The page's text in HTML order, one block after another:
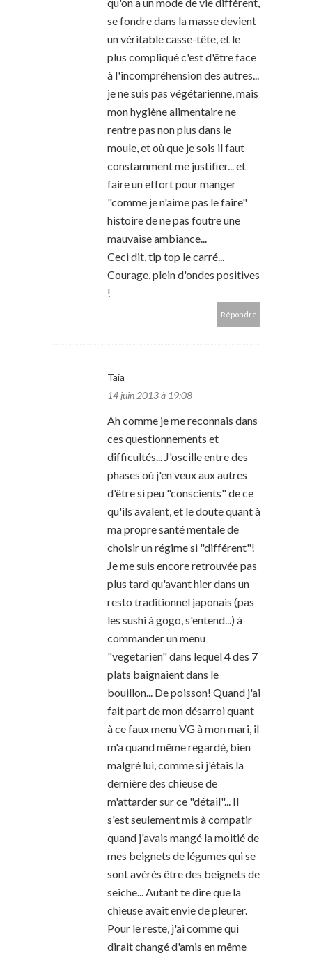
se fondre dans la masse devient
un véritable casse-tête, et le
plus compliqué c'est d'être face
à l'incompréhension des autres...
je ne suis pas végétarienne, mais
mon hygiène alimentaire ne
rentre pas non plus dans le
moule, et où que je sois il faut
constamment me justifier... et
faire un effort pour manger
"comme je n'aime pas le faire"
histoire de ne pas foutre une
mauvaise ambiance...
Ceci dit, tip top le carré...
Courage, plein d'ondes positives
!
Répondre
Taia
14 juin 2013 à 19:08
Ah comme je me reconnais dans
ces questionnements et
difficultés... J'oscille entre des
phases où j'en veux aux autres
d'être si peu "conscients" de ce
qu'ils avalent, et le doute quant à
ma propre santé mentale de
choisir un régime si "différent"!
Je me suis encore retrouvée pas
plus tard qu'avant hier dans un
resto traditionnel japonais (pas
les sushi à gogo, s'entend...) à
commander un menu
"vegetarien" dans lequel 4 des 7
plats baignaient dans le
bouillon... De poisson! Quand j'ai
fait part de mon désarroi quant
à ce faux menu VG à mon mari, il
m'a quand même regardé, bien
malgré lui, comme si j'étais la
dernière des chieuse de
m'attarder sur ce "détail"... Il
s'est seulement mis à compatir
quand j'avais mangé la moitié de
mes beignets de légumes qui se
sont avérés être des beignets de
seiche... Autant te dire que la
chieuse avait envie de pleurer.
Pour le reste, j'ai comme qui
dirait changé d'amis en même